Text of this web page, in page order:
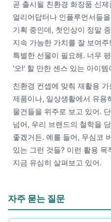
곧 출시될 친환경 화장품 신
얼리어답터나 인플루언서들
기획 중인데, 첫인상이 정말
지속 가능한 가치를 잘 보여
특별한 선물이 필요해. 너무
'오!' 할 만한 센스 있는 아이
친환경 컨셉에 맞춰 재활용
제품이나, 일상생활에서 유용
물건들을 위주로 보고 있어.
넘어, 우리 브랜드의 철학을
좋겠거든. 예를 들어, 무심코
있는 그런 것들? 이런 활용
지금 유심히 살펴보고 있어.
자주 묻는 질문